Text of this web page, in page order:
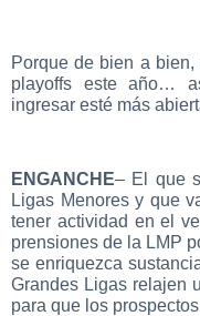
Porque de bien a
playoffs este año…
ingresar esté más
ENGANCHE– El que
Ligas Menores y que
tener actividad en el
prensiones de la LMP
se enriquezca
Grandes Ligas relajen
para que los